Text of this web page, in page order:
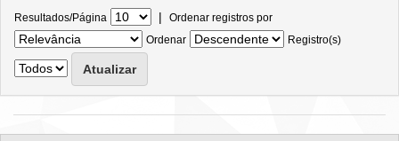
Resultados/Página | Ordenar registros por
Ordenar
Registro(s)